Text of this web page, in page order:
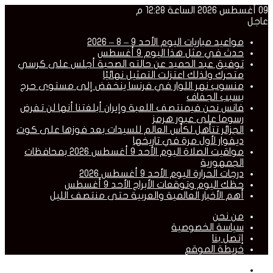
09 أغسطس 2026 الساعة 12:28 م
عاجل
مواعيد مباريات اليوم الأحد 9 – 8 – 2026
حدث في مثل هذا اليوم 9 أغسطس
توفيق عبد الحميد عن حالته الصحية أجلس على كرسي
متحرك ولذلك اعتزلت التمثيل نهائيًا
منسوب نهر اللوار في فرنسا ينخفض إلى مستوى حرج
بسبب الجفاف
فانس نحن فيمنتصف اللعبة وإيران أبلغتنا أنها لن تفرض
رسوما على عبور هرمز
الجزائر تتأهل لكأس العالم للسيدات بعد فوزها على كوت
ديفوار لأول مرة في تاريخها
مواقيت الصلاة اليوم الأحد 9 أغسطس 2026 بمحافظات
الجمهورية
درجات الحرارة اليوم الأحد 9 أغسطس 2026
حظك اليوم وتوقعات الأبراج الأحد 9 أغسطس
أهم الأخبار العالمية والعربية حتى منتصف الليل
من نحن
سياسة الخصوصية
إتصل بنا
خريطة الموقع